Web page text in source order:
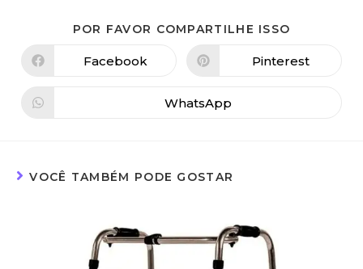
POR FAVOR COMPARTILHE ISSO
Facebook Pinterest
WhatsApp
VOCÊ TAMBÉM PODE GOSTAR